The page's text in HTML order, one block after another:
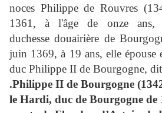
noces Philippe de Rouvres
1361, à l'âge de onze ans,
duchesse douairière de
juin 1369, à 19 ans, elle épouse
duc Philippe II de Bourgogne,
.Philippe II de Bourgogne
le Hardi, duc de Bourgogne de